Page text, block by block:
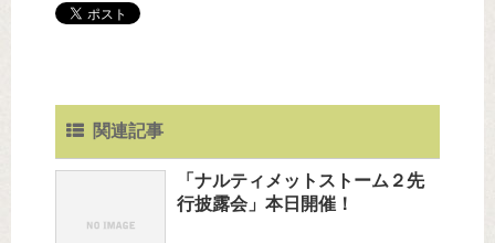
関連記事
「ナルティメットストーム２先
行披露会」本日開催！